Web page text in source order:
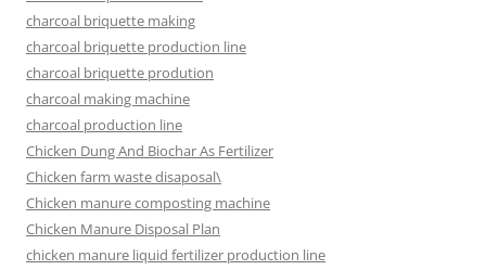
charcoal briquette making
charcoal briquette production line
charcoal briquette prodution
charcoal making machine
charcoal production line
Chicken Dung And Biochar As Fertilizer
Chicken farm waste disaposal\
Chicken manure composting machine
Chicken Manure Disposal Plan
chicken manure liquid fertilizer production line